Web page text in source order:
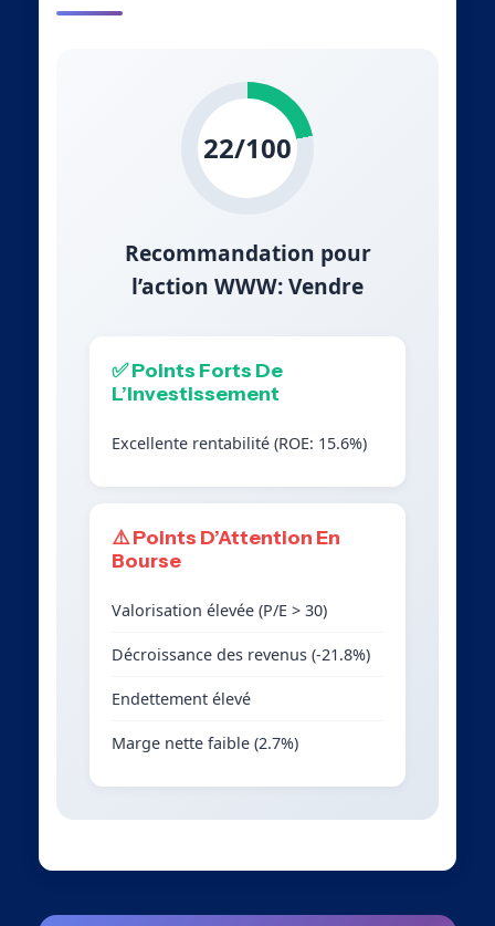
22/100
Recommandation pour
l’action WWW: Vendre
✅ Points Forts De
L’Investissement
Excellente rentabilité (ROE: 15.6%)
⚠️ Points D’Attention En
Bourse
Valorisation élevée (P/E > 30)
Décroissance des revenus (-21.8%)
Endettement élevé
Marge nette faible (2.7%)